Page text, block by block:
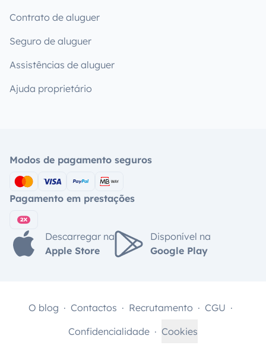
Contrato de aluguer
Seguro de aluguer
Assistências de aluguer
Ajuda proprietário
Modos de pagamento seguros
Pagamento em prestações
Descarregar na
Apple Store
Disponível na
Google Play
O blog Contactos Recrutamento
CGU
Confidencialidade
Cookies